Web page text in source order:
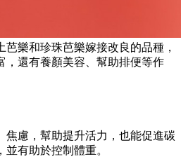
樂和珍珠芭樂嫁接改良的品種，
，還有養顏美容、幫助排便等作
焦慮，幫助提升活力，也能促進碳
有助於控制體重。